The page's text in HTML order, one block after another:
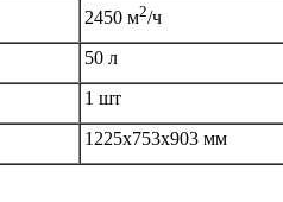
2450 м2/ч
50 л
1 шт
1225x753x903 мм